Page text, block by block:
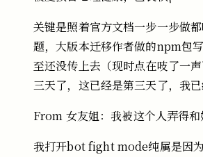
关键是照着官方文档一步一步做
题，大版本迁移作者做的npm包
至还没传上去（现时点在吱了一声
三天了，这已经是第三天了，我已
From 女友姐：我被这个人弄得和
我打开botfightmode纯属是因